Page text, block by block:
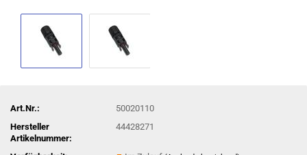
Art.Nr.:
50020110
Hersteller
Artikelnummer:
44428271